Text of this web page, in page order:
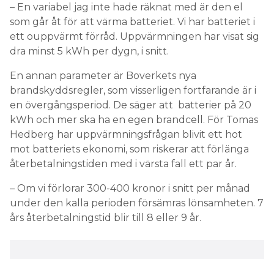
– En variabel jag inte hade räknat med är den el
som går åt för att värma batteriet. Vi har batteriet i
ett ouppvärmt förråd. Uppvärmningen har visat sig
dra minst 5 kWh per dygn, i snitt.
En annan parameter är Boverkets nya
brandskyddsregler, som visserligen fortfarande är i
en övergångsperiod. De säger att batterier på 20
kWh och mer ska ha en egen brandcell. För Tomas
Hedberg har uppvärmningsfrågan blivit ett hot
mot batteriets ekonomi, som riskerar att förlänga
återbetalningstiden med i värsta fall ett par år.
– Om vi förlorar 300-400 kronor i snitt per månad
under den kalla perioden försämras lönsamheten. 7
års återbetalningstid blir till 8 eller 9 år.